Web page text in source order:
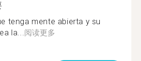
tenga mente abierta y su
la...阅读更多